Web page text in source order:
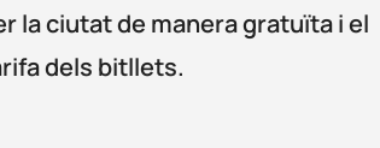
la ciutat de manera gratuïta i el
dels bitllets.